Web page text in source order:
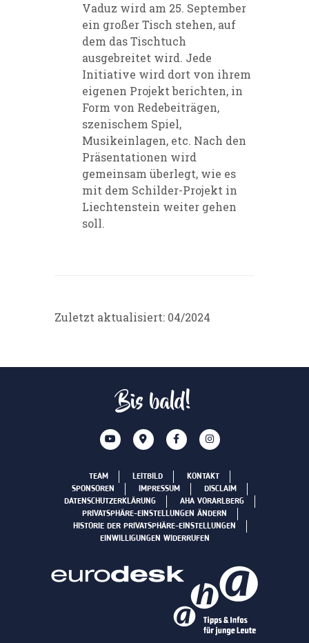
Vaduz wird am 25. September
ein großer Tisch stehen, auf
dem das Tischtuch
ausgebreitet wird. Jede
Initiative wird dort von ihrem
eigenen Projekt berichten, in
Form von Redebeiträgen,
szenischem Spiel,
Musikeinlagen, etc. Nach den
Präsentationen wird
gemeinsam überlegt, wie es
mit dem Schilder-Projekt in
Liechtenstein weiter gehen
soll.
Zuletzt aktualisiert: 04/2024
Bis bald!
TEAM LEITBILD
KONTAKT
SPONSOREN
IMPRESSUM
DISCLAIM
DATENSCHUTZERKLÄRUNG
AHA VORARLBERG
PRIVATSPHÄRE-EINSTELLUNGEN ÄNDERN
HISTORIE DER PRIVATSPHÄRE-EINSTELLUNGEN
EINWILLIGUNGEN WIDERRUFEN